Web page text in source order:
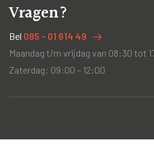
Vragen?
Bel 085 - 01 614 49
Maandag t/m vrijdag van 08:30 tot
Zaterdag: 09:00 – 12:00